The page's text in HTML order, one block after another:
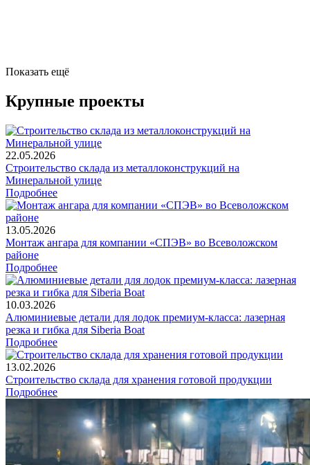
Показать ещё
Крупные проекты
22.05.2026
Строительство склада из металлоконструкций на
Минеральной улице
Подробнее
13.05.2026
Монтаж ангара для компании «СПЭВ» во Всеволожском
районе
Подробнее
10.03.2026
Алюминиевые детали для лодок премиум-класса: лазерная
резка и гибка для Siberia Boat
Подробнее
13.02.2026
Строительство склада для хранения готовой продукции
Подробнее